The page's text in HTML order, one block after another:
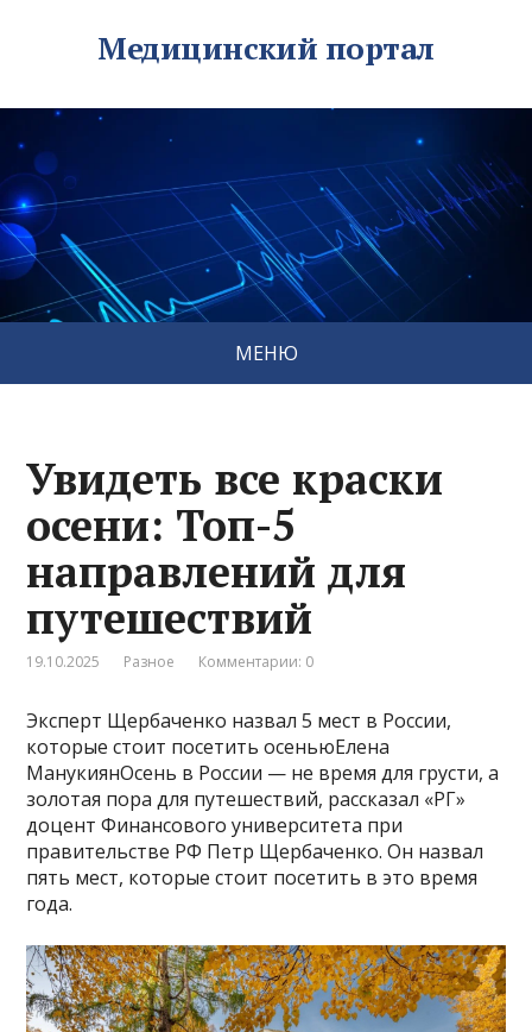
Медицинский портал
МЕНЮ
Увидеть все краски
осени: Топ-5
направлений для
путешествий
19.10.2025 Разное Комментарии: 0
Эксперт Щербаченко назвал 5 мест в России,
которые стоит посетить осеньюЕлена
МанукиянОсень в России — не время для грусти, а
золотая пора для путешествий, рассказал «РГ»
доцент Финансового университета при
правительстве РФ Петр Щербаченко. Он назвал
пять мест, которые стоит посетить в это время
года.